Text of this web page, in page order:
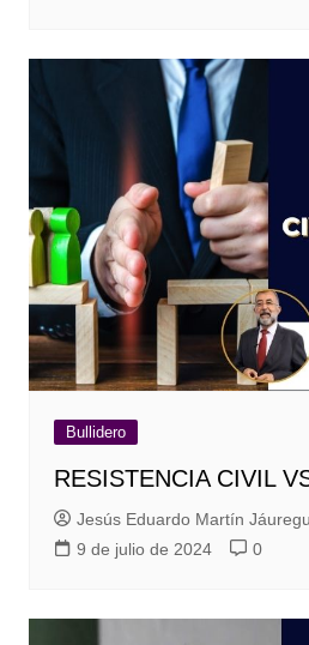
Bullidero
RESISTENCIA CIVIL
Jesús Eduardo Martín
9 de julio de 2024
0